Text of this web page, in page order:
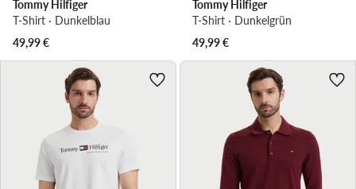
Tommy Hilfiger
T-Shirt · Dunkelblau
49,99€
Tommy Hilfiger
T-Shirt · Dunkelgrün
49,99€